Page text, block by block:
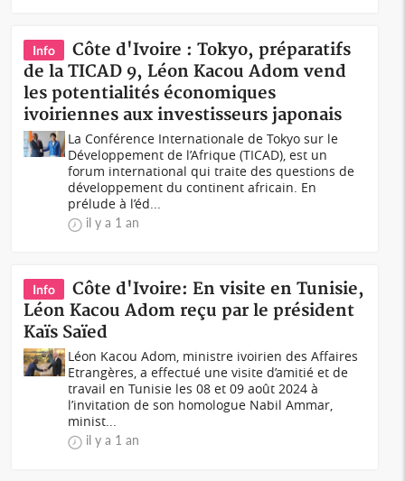
Info
Côte d'Ivoire : Tokyo, préparatifs
de la TICAD 9, Léon Kacou Adom vend
les potentialités économiques
ivoiriennes aux investisseurs japonais
La Conférence Internationale de Tokyo sur le
Développement de l’Afrique (TICAD), est un
forum international qui traite des questions de
développement du continent africain. En
prélude à l’éd...
il y a 1 an
Info
Côte d'Ivoire: En visite en Tunisie,
Léon Kacou Adom reçu par le président
Kaïs Saïed
Léon Kacou Adom, ministre ivoirien des Affaires
Etrangères, a effectué une visite d’amitié et de
travail en Tunisie les 08 et 09 août 2024 à
l’invitation de son homologue Nabil Ammar,
minist...
il y a 1 an